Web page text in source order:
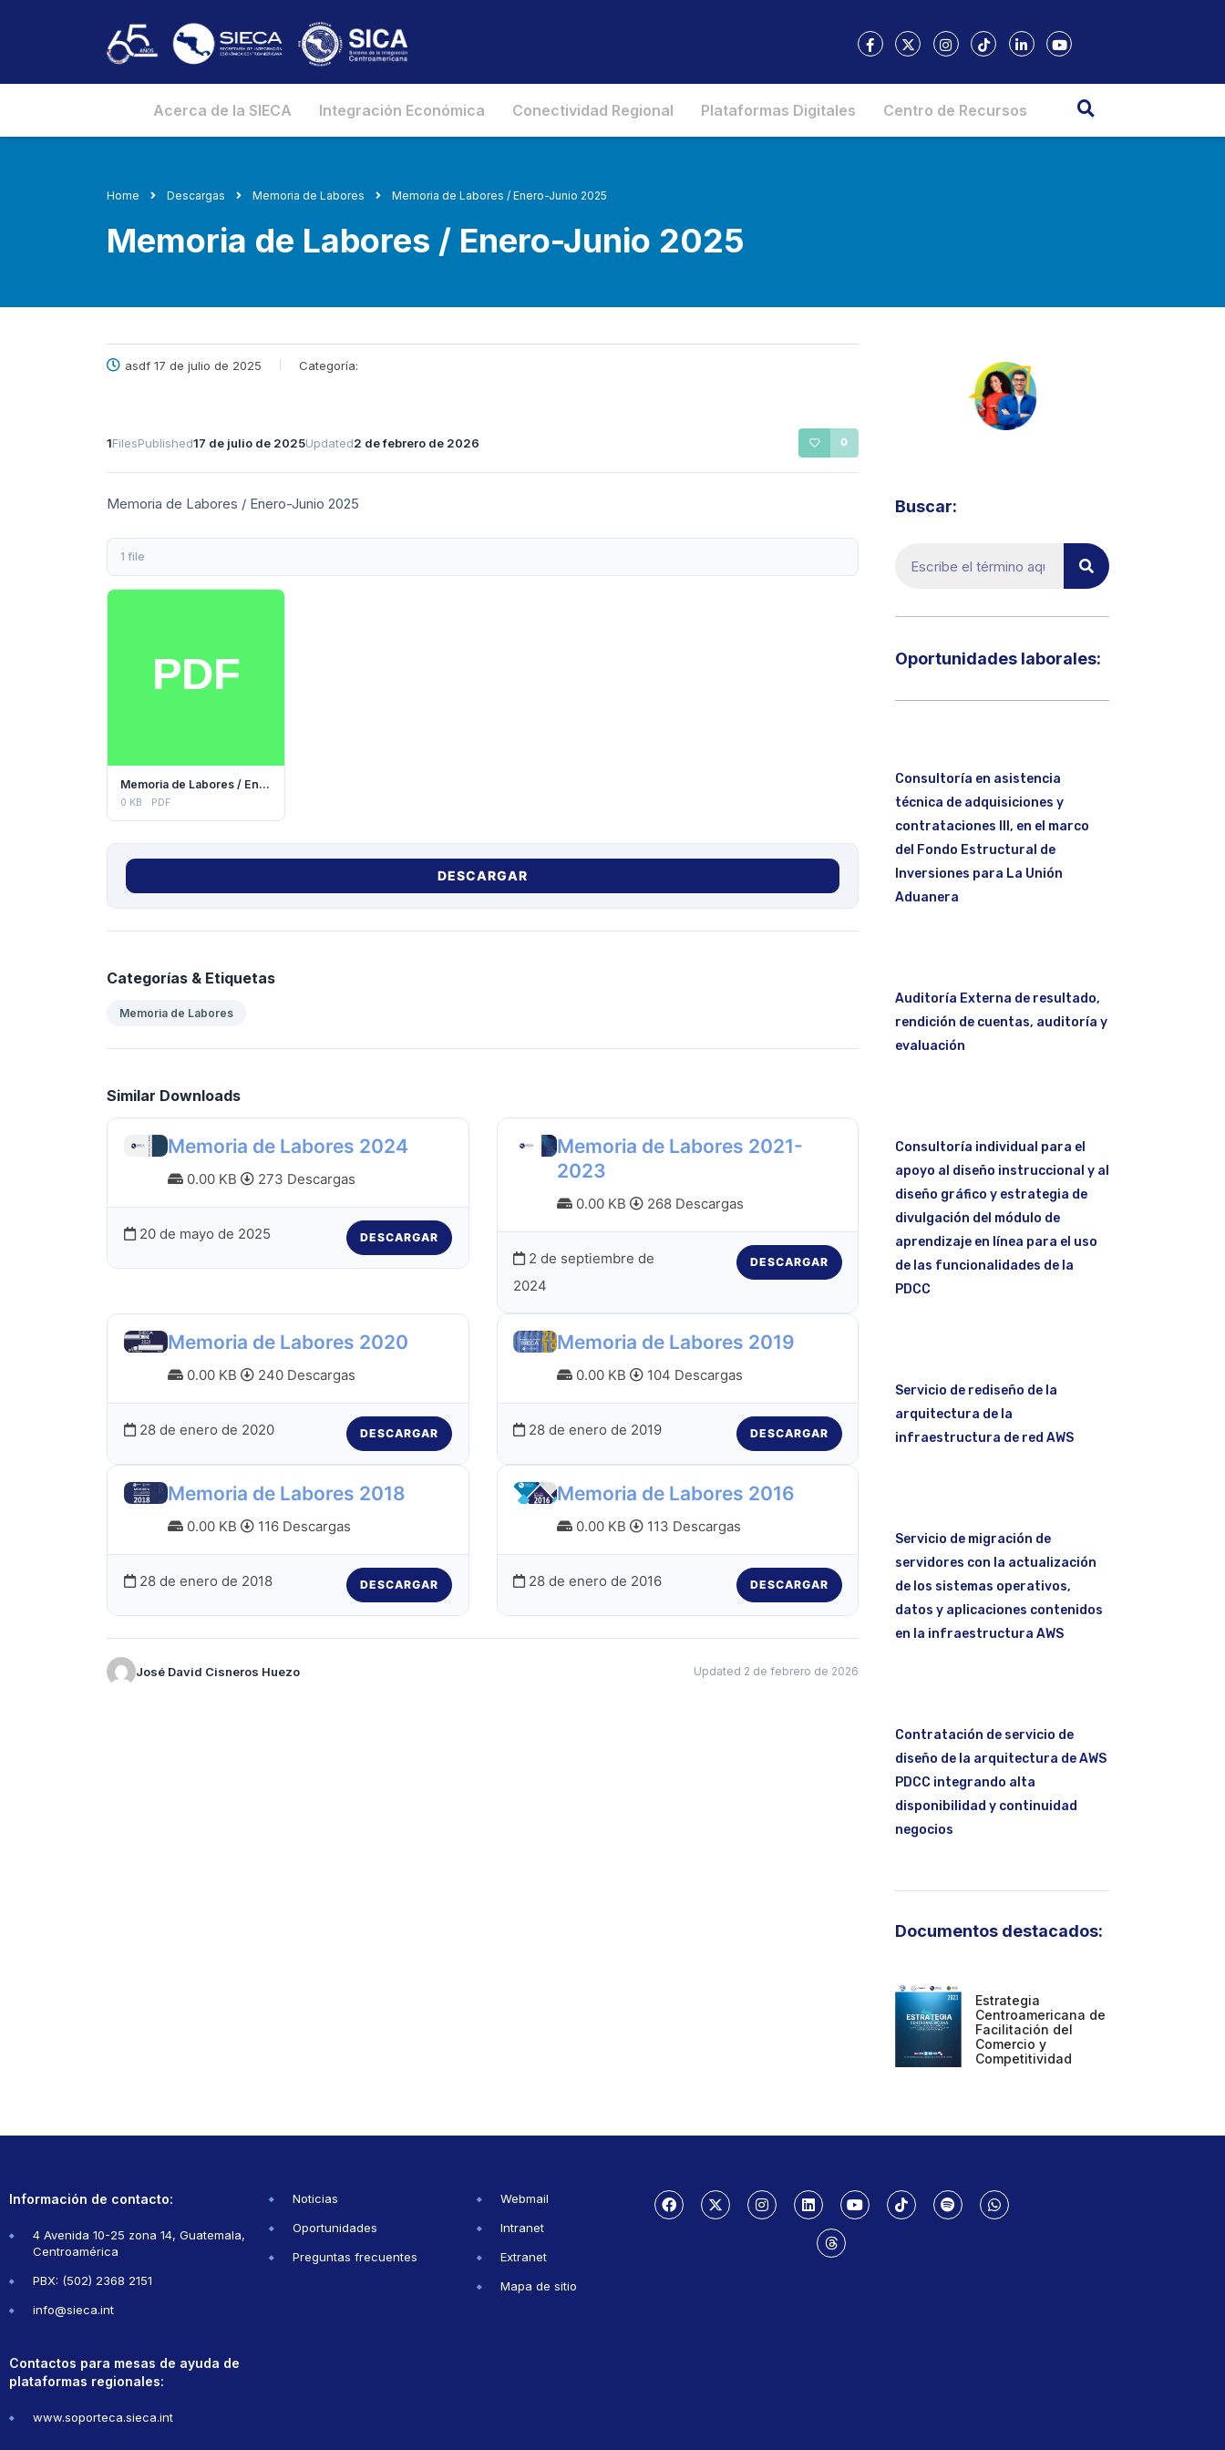
Acerca de la SIECA Integración Económica Conectividad Regional Plataformas Digitales Centro de Recursos
Home Descargas Memoria de Labores Memoria de Labores / Enero-Junio 2025
Memoria de Labores / Enero-Junio 2025
asdf 17 de julio de 2025 Categoría:
1FilesPublished17 de julio de 2025Updated2 de febrero de 2026 0
Memoria de Labores / Enero-Junio 2025
1 file
Memoria de Labores / Enero-Junio 2025
0 KB PDF
DESCARGAR
Categorías & Etiquetas
Memoria de Labores
Similar Downloads
Memoria de Labores 2024
0.00 KB 273 Descargas
20 de mayo de 2025 DESCARGAR
Memoria de Labores 2021-
2023
0.00 KB 268 Descargas
2 de septiembre de
2024
DESCARGAR
Memoria de Labores 2020
0.00 KB 240 Descargas
28 de enero de 2020 DESCARGAR
Memoria de Labores 2019
0.00 KB 104 Descargas
28 de enero de 2019 DESCARGAR
Memoria de Labores 2018
0.00 KB 116 Descargas
28 de enero de 2018 DESCARGAR
Memoria de Labores 2016
0.00 KB 113 Descargas
28 de enero de 2016 DESCARGAR
José David Cisneros Huezo Updated 2 de febrero de 2026
Buscar:
Oportunidades laborales:​
Consultoría en asistencia
técnica de adquisiciones y
contrataciones III, en el marco
del Fondo Estructural de
Inversiones para La Unión
Aduanera
Auditoría Externa de resultado,
rendición de cuentas, auditoría y
evaluación
Consultoría individual para el
apoyo al diseño instruccional y al
diseño gráfico y estrategia de
divulgación del módulo de
aprendizaje en línea para el uso
de las funcionalidades de la
PDCC
Servicio de rediseño de la
arquitectura de la
infraestructura de red AWS
Servicio de migración de
servidores con la actualización
de los sistemas operativos,
datos y aplicaciones contenidos
en la infraestructura AWS
Contratación de servicio de
diseño de la arquitectura de AWS
PDCC integrando alta
disponibilidad y continuidad
negocios
Documentos destacados:
Estrategia
Centroamericana de
Facilitación del
Comercio y
Competitividad
Información de contacto:
4 Avenida 10-25 zona 14, Guatemala,
Centroamérica
PBX: (502) 2368 2151
info@sieca.int
Contactos para mesas de ayuda de
plataformas regionales:
www.soporteca.sieca.int
Noticias
Oportunidades
Preguntas frecuentes
Webmail
Intranet
Extranet
Mapa de sitio